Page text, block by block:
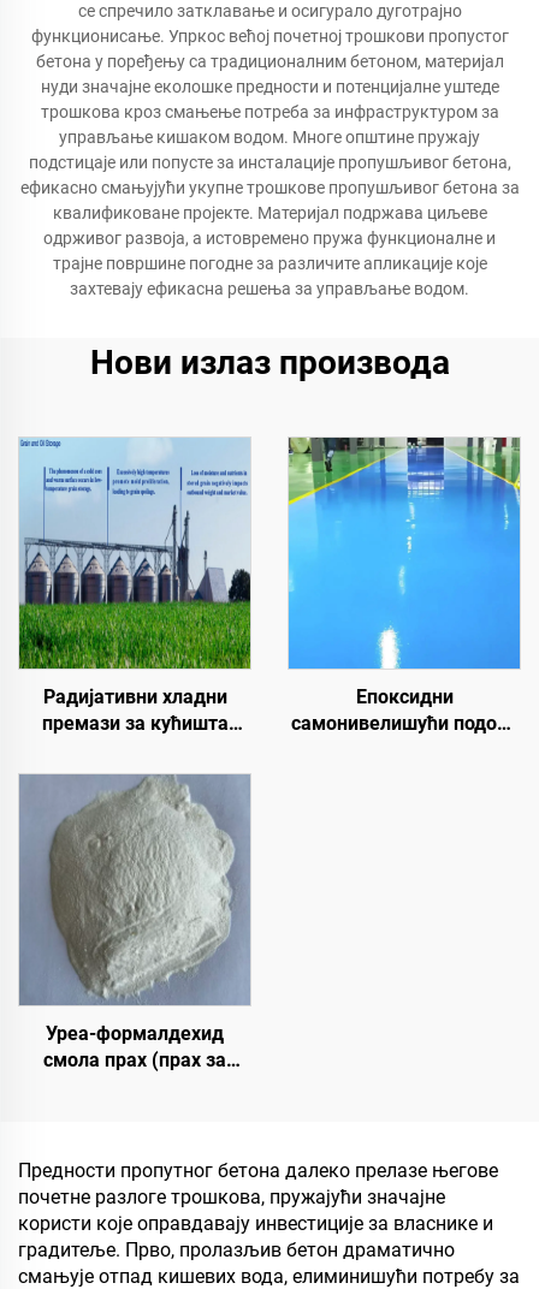
се спречило затклавање и осигурало дуготрајно
функционисање. Упркос већој почетној трошкови пропустог
бетона у поређењу са традиционалним бетоном, материјал
нуди значајне еколошке предности и потенцијалне уштеде
трошкова кроз смањење потреба за инфраструктуром за
управљање кишаком водом. Многе општине пружају
подстицаје или попусте за инсталације пропушљивог бетона,
ефикасно смањујући укупне трошкове пропушљивог бетона за
квалификоване пројекте. Материјал подржава циљеве
одрживог развоја, а истовремено пружа функционалне и
трајне површине погодне за различите апликације које
захтевају ефикасна решења за управљање водом.
Нови излаз производа
Радијативни хладни
премази за кућишта
кабинета, зграда
фабрике плоча од
бојевог челика,
резервоар за
складиштење житарица,
резервоар за
складиштење уља
Епоксидни
самонивелишући подови
Уреа-формалдехид
смола прах (прах за
плоча, укључујући
вишеслојни фалекар,
фини дрвени панел, еко-
плочу, фалеран
партикулски плочу итд.
Предности пропутног бетона далеко прелазе његове
почетне разлоге трошкова, пружајући значајне
користи које оправдавају инвестиције за власнике и
градитеље. Прво, пролазљив бетон драматично
смањује отпад кишевих вода, елиминишући потребу за